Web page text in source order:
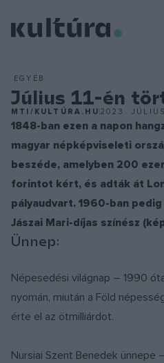
EGYÉB
Július 11-én
MTI/KULTÚRA.HU 2023.
1848-ban ezen a napon
magyar népképviseleti
beszéde, amelyben 200
forintot kért, és adták át
pályaudvart. 1960-ban
Jászai Mari-díjas színész
Ünnep:
Népesedési világnap – 1990
nyomán, miután a Föld
érte el az ötmilliárdot.
Nursiai Szent Benedek ünnepe